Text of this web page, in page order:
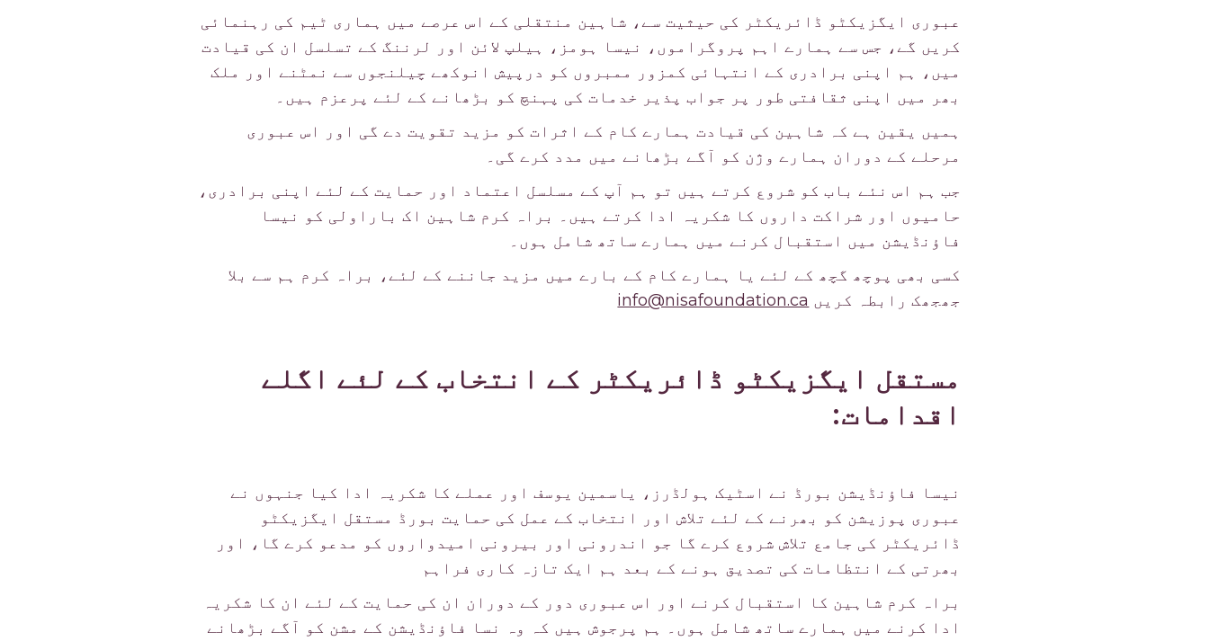
عبوری ایگزیکٹو ڈائریکٹر کی حیثیت سے، شاہین منتقلی کے اس عرصے میں ہماری ٹیم کی رہنمائی
کریں گے، جس سے ہمارے اہم پروگراموں، نیسا ہومز، ہیلپ لائن اور لرننگ کے تسلسل ان کی قیادت
میں، ہم اپنی برادری کے انتہائی کمزور ممبروں کو درپیش انوکھے چیلنجوں سے نمٹنے اور ملک
بھر میں اپنی ثقافتی طور پر جواب پذیر خدمات کی پہنچ کو بڑھانے کے لئے پرعزم ہیں۔
ہمیں یقین ہے کہ شاہین کی قیادت ہمارے کام کے اثرات کو مزید تقویت دے گی اور اس عبوری
مرحلے کے دوران ہمارے وژن کو آگے بڑھانے میں مدد کرے گی۔
جب ہم اس نئے باب کو شروع کرتے ہیں تو ہم آپ کے مسلسل اعتماد اور حمایت کے لئے اپنی برادری،
حامیوں اور شراکت داروں کا شکریہ ادا کرتے ہیں۔ براہ کرم شاہین اک باراولی کو نیسا
فاؤنڈیشن میں استقبال کرنے میں ہمارے ساتھ شامل ہوں۔
کسی بھی پوچھ گچھ کے لئے یا ہمارے کام کے بارے میں مزید جاننے کے لئے، براہ کرم ہم سے بلا
جھجھک رابطہ کریں info@nisafoundation.ca
مستقل ایگزیکٹو ڈائریکٹر کے انتخاب کے لئے اگلے
اقدامات:
نیسا فاؤنڈیشن بورڈ نے اسٹیک ہولڈرز، یاسمین یوسف اور عملے کا شکریہ ادا کیا جنہوں نے
عبوری پوزیشن کو بھرنے کے لئے تلاش اور انتخاب کے عمل کی حمایت بورڈ مستقل ایگزیکٹو
ڈائریکٹر کی جامع تلاش شروع کرے گا جو اندرونی اور بیرونی امیدواروں کو مدعو کرے گا، اور
بھرتی کے انتظامات کی تصدیق ہونے کے بعد ہم ایک تازہ کاری فراہم
براہ کرم شاہین کا استقبال کرنے اور اس عبوری دور کے دوران ان کی حمایت کے لئے ان کا شکریہ
ادا کرنے میں ہمارے ساتھ شامل ہوں۔ ہم پرجوش ہیں کہ وہ نسا فاؤنڈیشن کے مشن کو آگے بڑھانے